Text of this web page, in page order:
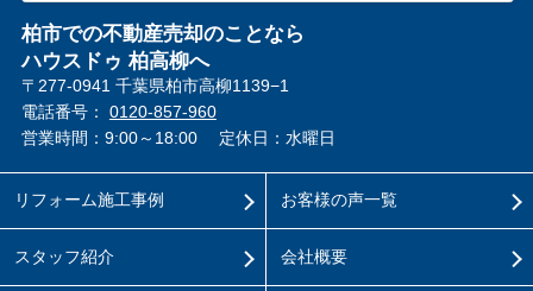
柏市での不動産売却のことなら
ハウスドゥ 柏高柳へ
〒277-0941 千葉県柏市高柳1139−1
電話番号： 0120-857-960
営業時間：9:00～18:00
定休日：水曜日
リフォーム施工事例
スタッフ紹介
お客様の声一覧
会社概要